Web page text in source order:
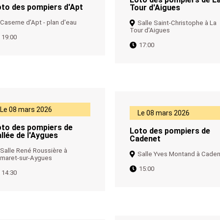
des pompiers d'Apt
Caserne d'Apt - plan d'eau
19:00
Tour d'Aigues
Salle Saint-Christophe à La
Tour d'Aigues
17:00
Le 08 mars 2026
des pompiers de
de l'Aygues
Salle René Roussière à
sur-Aygues
14:30
Le 08 mars 2026
Loto des pompiers de
Cadenet
Salle Yves Montand à
15:00